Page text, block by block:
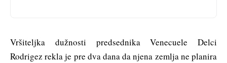
Vršiteljka dužnosti predsednika Venecuele Delci
Rodrigez rekla je pre dva dana da njena zemlja ne planira